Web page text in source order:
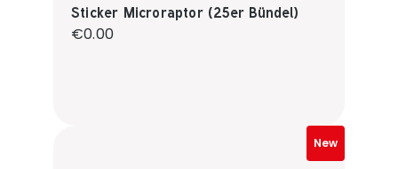
Sticker Microraptor (25er Bündel)
Regular price:
€0.00
New